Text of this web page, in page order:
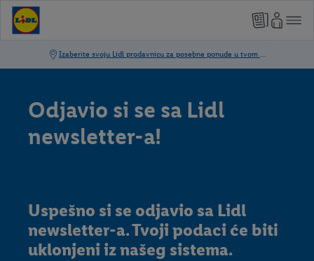
Odjavio si se sa Lidl
newsletter-a!
Uspešno si se odjavio sa Lidl
newsletter-a. Tvoji podaci će biti
uklonjeni iz našeg sistema.